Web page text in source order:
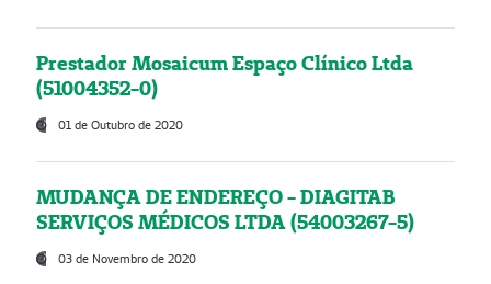
Prestador Mosaicum Espaço Clínico Ltda
(51004352-0)
01 de Outubro de 2020
MUDANÇA DE ENDEREÇO - DIAGITAB
SERVIÇOS MÉDICOS LTDA (54003267-5)
03 de Novembro de 2020